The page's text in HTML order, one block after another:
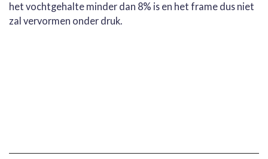
het vochtgehalte minder dan 8% is en het frame dus niet
zal vervormen onder druk.